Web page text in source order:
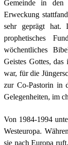
Gemeinde in den
Erweckung
sehr geprägt hat.
prophetisches
wöchentliches
Geistes Gottes, das
war, für die
zur Co-Pastorin in
Gelegenheiten, im
Von 1984-1994
Westeuropa.
sie nach Europa